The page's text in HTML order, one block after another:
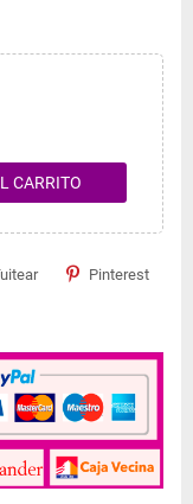
CARRITO
Pinterest